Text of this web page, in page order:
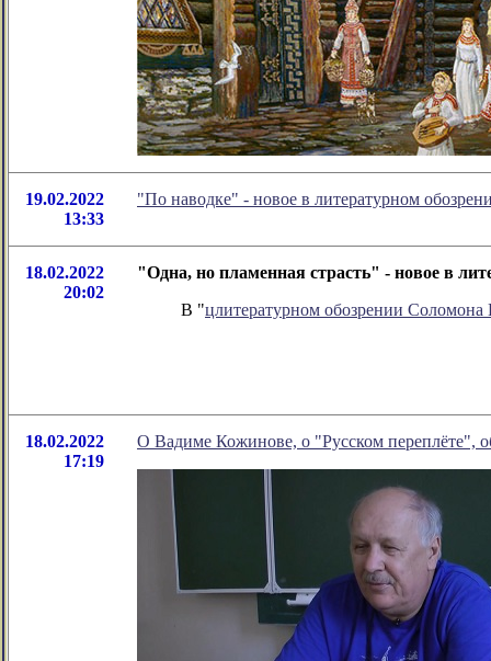
19.02.2022
13:33
"По наводке" - новое в литературном
18.02.2022
20:02
"Одна, но пламенная страсть" - новое в
В "цлитературном обозрении
18.02.2022
17:19
О Вадиме Кожинове, о "Русском переплёте",